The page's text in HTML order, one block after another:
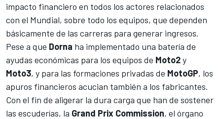
impacto financiero en todos los actores relacionados
con el Mundial, sobre todo los equipos, que dependen
básicamente de las carreras para generar ingresos.
Pese a que Dorna ha implementado una batería de
ayudas económicas para los equipos de Moto2y
Moto3, y para las formaciones privadas de MotoGP, los
apuros financieros acucian también a los fabricantes.
Con el fin de aligerar la dura carga que han de sostener
las escuderías, la Grand Prix Commission, el órgano